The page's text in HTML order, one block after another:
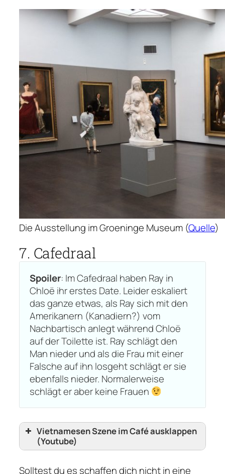
Standort vom Groeninge Museum
Scanne den Qr Code oder klicke ihn an,
um den exakten Standort des
Groeninge Museums bei Google Maps
angezeigt zu bekommen.
Die Ausstellung im Groeninge Museum (Quelle)
7. Cafedraal
Spoiler: Im Cafedraal haben Ray in
Chloë ihr erstes Date. Leider eskaliert
das ganze etwas, als Ray sich mit den
Amerikanern (Kanadiern?) vom
Nachbartisch anlegt während Chloë
auf der Toilette ist. Ray schlägt den
Man nieder und als die Frau mit einer
Falsche auf ihn losgeht schlägt er sie
ebenfalls nieder. Normalerweise
schlägt er aber keine Frauen
Vietnamesen Szene im Café ausklappen
(Youtube)
Solltest du es schaffen dich nicht in eine